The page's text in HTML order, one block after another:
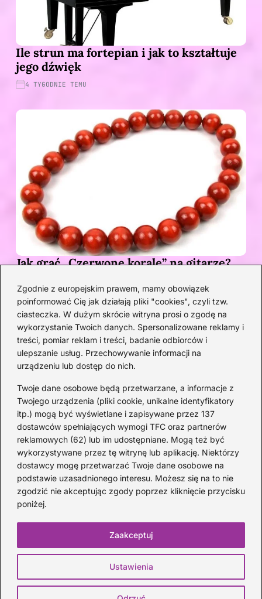
Zgodnie z europejskim prawem, mamy obowiązek
poinformować Cię jak działają pliki "cookies", czyli tzw.
ciasteczka. W dużym skrócie witryna prosi o zgodę na
wykorzystanie Twoich danych. Spersonalizowane reklamy i
treści, pomiar reklam i treści, badanie odbiorców i
ulepszanie usług. Przechowywanie informacji na
urządzeniu lub dostęp do nich.
Twoje dane osobowe będą przetwarzane, a informacje z
Twojego urządzenia (pliki cookie, unikalne identyfikatory
itp.) mogą być wyświetlane i zapisywane przez 137
dostawców spełniających wymogi TFC oraz partnerów
reklamowych (62) lub im udostępniane. Mogą też być
wykorzystywane przez tę witrynę lub aplikację. Niektórzy
dostawcy mogę przetwarzać Twoje dane osobowe na
podstawie uzasadnionego interesu. Możesz się na to nie
zgodzić nie akceptując zgody poprzez kliknięcie przycisku
poniżej.
Ustawienia
Zaakceptuj
Ile strun ma fortepian i jak to kształtuje
jego dźwięk
4 TYGODNIE TEMU
Jak grać „Czerwone korale” na gitarze?
opisem
Kategorie
Artyści(33)
DJ(21)
Epoka Baroku(15)
Instrumenty(43)
Kompozytorzy(22)
Koncerty(32)
Muzyka (206)
Opery(11)
Skrzypce (20)
Muzyka i jej historia, kultura, radio i rozrywka
Polityka prywatności